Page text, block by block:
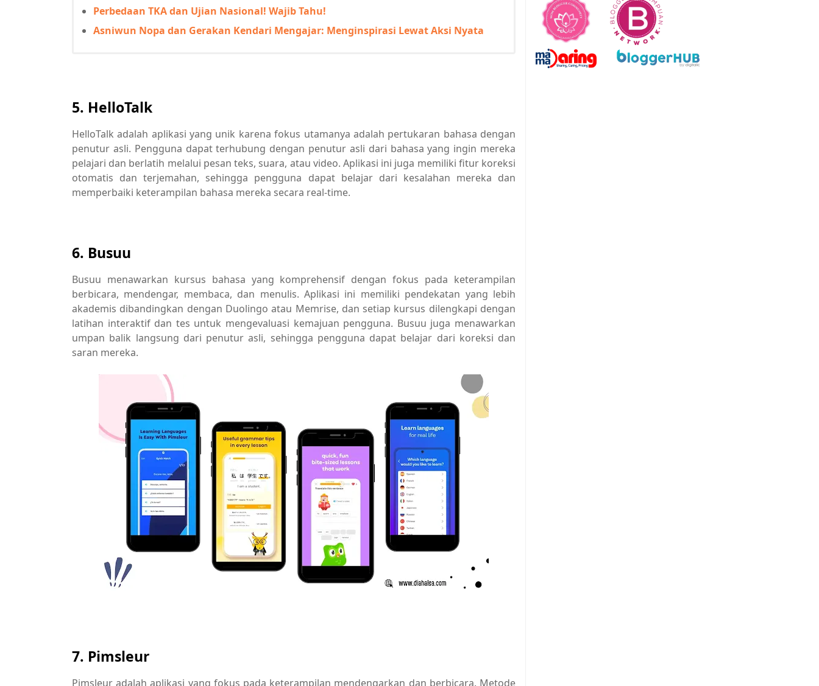
Perbedaan TKA dan Ujian Nasional! Wajib Tahu!
Asniwun Nopa dan Gerakan Kendari Mengajar: Menginspirasi Lewat Aksi Nyata
5. HelloTalk
HelloTalk adalah aplikasi yang unik karena fokus utamanya adalah pertukaran bahasa dengan
penutur asli. Pengguna dapat terhubung dengan penutur asli dari bahasa yang ingin mereka
pelajari dan berlatih melalui pesan teks, suara, atau video. Aplikasi ini juga memiliki fitur koreksi
otomatis dan terjemahan, sehingga pengguna dapat belajar dari kesalahan mereka dan
memperbaiki keterampilan bahasa mereka secara real-time.
6. Busuu
Busuu menawarkan kursus bahasa yang komprehensif dengan fokus pada keterampilan
berbicara, mendengar, membaca, dan menulis. Aplikasi ini memiliki pendekatan yang lebih
akademis dibandingkan dengan Duolingo atau Memrise, dan setiap kursus dilengkapi dengan
latihan interaktif dan tes untuk mengevaluasi kemajuan pengguna. Busuu juga menawarkan
umpan balik langsung dari penutur asli, sehingga pengguna dapat belajar dari koreksi dan
saran mereka.
7. Pimsleur
Pimsleur adalah aplikasi yang fokus pada keterampilan mendengarkan dan berbicara. Metode